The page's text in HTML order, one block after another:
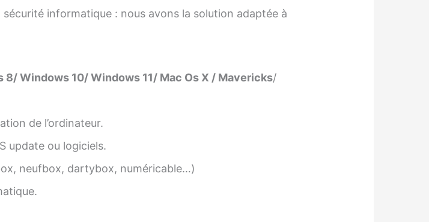
sécurité informatique : nous avons la solution adaptée à
Windows 10/ Windows 11/ Mac Os X / Mavericks/
de l’ordinateur.
update ou logiciels.
neufbox, dartybox, numéricable…)